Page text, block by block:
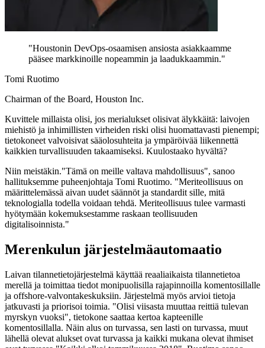
"Houstonin DevOps-osaamisen ansiosta asiakkaamme
pääsee markkinoille nopeammin ja laadukkaammin."
Tomi Ruotimo
Chairman of the Board, Houston Inc.
Kuvittele millaista olisi, jos merialukset olisivat älykkäitä: laivojen
miehistö ja inhimillisten virheiden riski olisi huomattavasti pienempi;
tietokoneet valvoisivat sääolosuhteita ja ympäröivää liikennettä
kaikkien turvallisuuden takaamiseksi. Kuulostaako hyvältä?
Niin meistäkin."Tämä on meille valtava mahdollisuus", sanoo
hallituksemme puheenjohtaja Tomi Ruotimo. "Meriteollisuus on
määrittelemässä aivan uudet säännöt ja standardit sille, mitä
teknologialla todella voidaan tehdä. Meriteollisuus tulee varmasti
hyötymään kokemuksestamme raskaan teollisuuden
digitalisoinnista."
Merenkulun järjestelmäautomaatio
Laivan tilannetietojärjestelmä käyttää reaaliaikaista tilannetietoa
merellä ja toimittaa tiedot monipuolisilla rajapinnoilla komentosillalle
ja offshore-valvontakeskuksiin. Järjestelmä myös arvioi tietoja
jatkuvasti ja priorisoi toimia. "Olisi viisasta muuttaa reittiä tulevan
myrskyn vuoksi", tietokone saattaa kertoa kapteenille
komentosillalla. Näin alus on turvassa, sen lasti on turvassa, muut
lähellä olevat alukset ovat turvassa ja kaikki mukana olevat ihmiset